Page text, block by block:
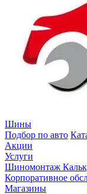
Шины
Подбор по авто
Акции
Услуги
Шиномонтаж
Корпоративное
Магазины